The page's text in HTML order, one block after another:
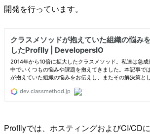
開発を行っています。
Profllyでは、ホスティングおよびCI/CDに